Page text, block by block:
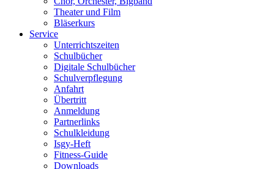
Theater und Film
Bläserkurs
Service
Unterrichtszeiten
Schulbücher
Digitale Schulbücher
Schulverpflegung
Anfahrt
Übertritt
Anmeldung
Partnerlinks
Schulkleidung
Isgy-Heft
Fitness-Guide
Downloads